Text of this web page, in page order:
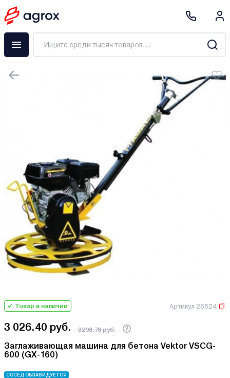
Товар в наличии Артикул 26624
3 026.40 руб. 3298.78 руб.
Заглаживающая машина для бетона Vektor VSCG-
600 (GX-160)
СОСЕД ОБЗАВИДУЕТСЯ